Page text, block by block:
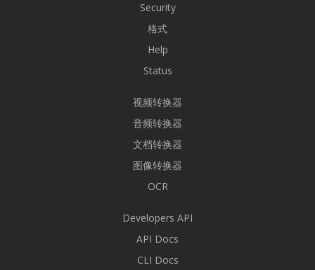
Security
格式
Help
Status
视频转换器
音频转换器
文档转换器
图像转换器
OCR
Developers API
API Docs
CLI Docs